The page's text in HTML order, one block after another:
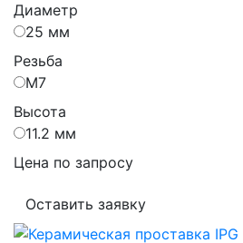
Диаметр
25 мм
Резьба
M7
Высота
11.2 мм
Цена по запросу
Оставить заявку